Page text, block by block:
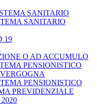
SANITARIO
SANITARIO
19
O AD ACCUMULO
PENSIONISTICO
PENSIONISTICO
PREVIDENZIALE